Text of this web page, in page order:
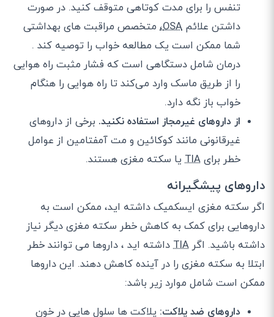
تنفس را برای مدت کوتاهی متوقف کنید. در صورت
داشتن علائم OSA، متخصص مراقبت های بهداشتی
شما ممکن است یک مطالعه خواب را توصیه کند .
درمان شامل دستگاهی است که فشار مثبت راه هوایی
را از طریق ماسک وارد می‌کند تا راه هوایی را هنگام
خواب باز نگه دارد.
از داروهای غیرمجاز استفاده نکنید. برخی از داروهای
غیرقانونی مانند کوکائین و مت آمفتامین از عوامل
خطر برای TIA یا سکته مغزی هستند.
داروهای پیشگیرانه
اگر سکته مغزی ایسکمیک داشته اید، ممکن است به
داروهایی برای کمک به کاهش خطر سکته مغزی دیگر نیاز
داشته باشید. اگر TIA داشته اید ، داروها می توانند خطر
ابتلا به سکته مغزی را در آینده کاهش دهند. این داروها
ممکن است شامل موارد زیر باشد:
داروهای ضد پلاکت: پلاکت ها سلول هایی در خون